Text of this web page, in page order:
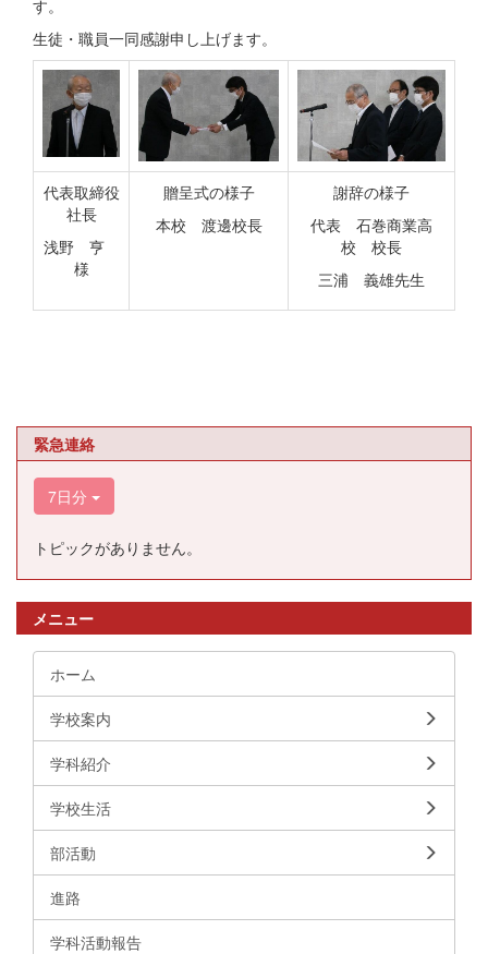
す。
生徒・職員一同感謝申し上げます。
代表取締役
社長
浅野 亨
様
贈呈式の様子
本校 渡邊校長
謝辞の様子
代表 石巻商業高
校 校長
三浦 義雄先生
緊急連絡
7日分
トピックがありません。
メニュー
ホーム
学校案内
学科紹介
学校生活
部活動
進路
学科活動報告